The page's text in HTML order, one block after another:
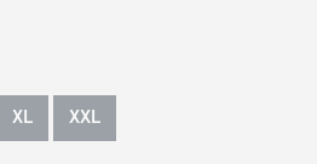
XL XXL